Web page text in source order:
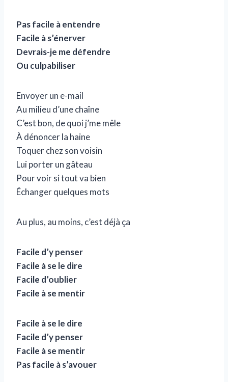
Pas facile à entendre
Facile à s’énerver
Devrais-je me défendre
Ou culpabiliser
Envoyer un e-mail
Au milieu d’une chaîne
C’est bon, de quoi j’me mêle
À dénoncer la haine
Toquer chez son voisin
Lui porter un gâteau
Pour voir si tout va bien
Échanger quelques mots
Au plus, au moins, c’est déjà ça
Facile d’y penser
Facile à se le dire
Facile d’oublier
Facile à se mentir
Facile à se le dire
Facile d’y penser
Facile à se mentir
Pas facile à s’avouer